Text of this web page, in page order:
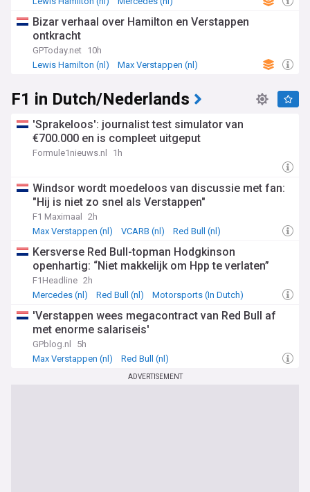
Bizar verhaal over Hamilton en Verstappen
ontkracht
GPToday.net 10h
Lewis Hamilton (nl)
Max Verstappen (nl)
F1 in Dutch/Nederlands
'Sprakeloos': journalist test simulator van
€700.000 en is compleet uitgeput
Formule1nieuws.nl 1h
Windsor wordt moedeloos van discussie met fan:
"Hij is niet zo snel als Verstappen"
F1 Maximaal
2h
Max Verstappen (nl)
VCARB (nl) Red Bull (nl)
Kersverse Red Bull-topman Hodgkinson
openhartig: “Niet makkelijk om Hpp te verlaten”
F1Headline 2h
Mercedes (nl)
Red Bull (nl) Motorsports (In Dutch)
'Verstappen wees megacontract van Red Bull af
met enorme salariseis'
GPblog.nl
5h
Max Verstappen (nl)
Red Bull (nl)
ADVERTISEMENT